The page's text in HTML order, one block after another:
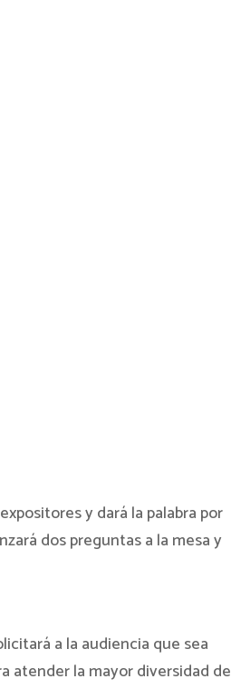
y dará la palabra por
dos preguntas a la mesa y
a la audiencia que sea
atender la mayor diversidad de